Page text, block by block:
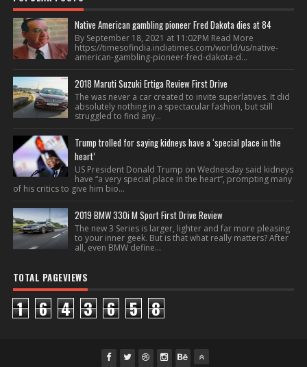
Native American gambling pioneer Fred Dakota dies at 84
By September 18, 2021 at 11:02PM Read More
https://timesofindia.indiatimes.com/world/us/native-
american-gambling-pioneer-fred-dakota-d...
2018 Maruti Suzuki Ertiga Review First Drive
The was never a car created to invite superlatives. It did
absolutely nothing in a spectacular fashion, but still
struggled to find any...
Trump trolled for saying kidneys have a ‘special place in the
heart’
US President Donald Trump on Wednesday said kidneys
have “a very special place in the heart”, prompting many
of his critics to give him bio...
2019 BMW 330i M Sport First Drive Review
The new 3 Series is larger, lighter and far more pleasing
to your inner geek. But is that what really matters? After
all, even BMW define...
TOTAL PAGEVIEWS
1 6 4 3 6 5 8